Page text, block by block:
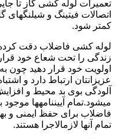
تعمیرات لوله کشی گاز تا
اتصالات فیتینگ و
کمتر شود.
لوله کشی فاضلاب دقت کرده
زندگی را تحت شعاع خود
اولویت خود قرار دهید چون
عزیزانتان ارتباط دارد و
آلودگی بوی بد محیط و
میشود.تمام آییننامهها
فاضلاب برای حفظ ایمنی و
تمام آنها لازمالاجرا هستند.